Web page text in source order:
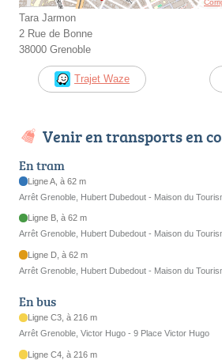
Tara Jarmon
2 Rue de Bonne
38000 Grenoble
Trajet Waze
Venir en transports en
En tram
Ligne A, à 62 m
Arrêt Grenoble, Hubert Dubedout - Maison du
Ligne B, à 62 m
Arrêt Grenoble, Hubert Dubedout - Maison du
Ligne D, à 62 m
Arrêt Grenoble, Hubert Dubedout - Maison du
En bus
Ligne C3, à 216 m
Arrêt Grenoble, Victor Hugo - 9 Place Victor Hugo
Ligne C4, à 216 m